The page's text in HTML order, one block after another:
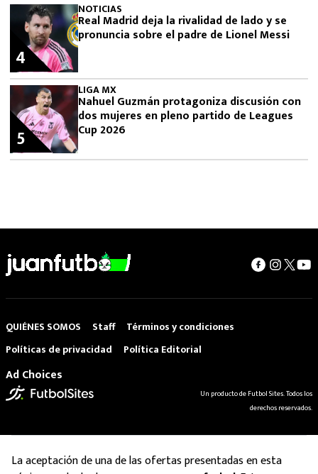
NOTICIAS
Real Madrid deja la rivalidad de lado y se
pronuncia sobre el padre de Lionel Messi
4
LIGA MX
Nahuel Guzmán protagoniza discusión con
dos mujeres en pleno partido de Leagues
Cup 2026
5
QUIÉNES SOMOS Staff
Términos y condiciones
Políticas de privacidad
Política Editorial
Ad Choices
Un producto de Futbol Sites. Todos los
derechos reservados.
La aceptación de una de las ofertas presentadas en esta